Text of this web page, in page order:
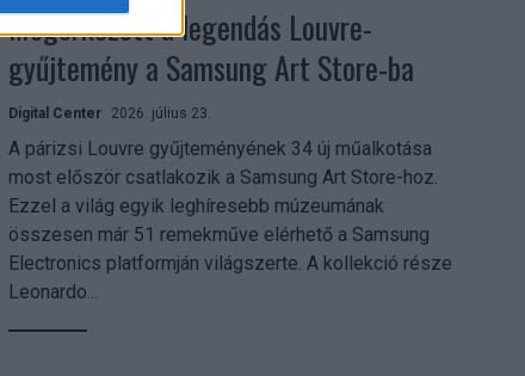
Megérkezett a legendás Louvre-
gyűjtemény a Samsung Art Store-ba
Digital Center 2026. július 23.
A párizsi Louvre gyűjteményének 34 új műalkotása
most először csatlakozik a Samsung Art Store-hoz.
Ezzel a világ egyik leghíresebb múzeumának
összesen már 51 remekműve elérhető a Samsung
Electronics platformján világszerte. A kollekció része
Leonardo...